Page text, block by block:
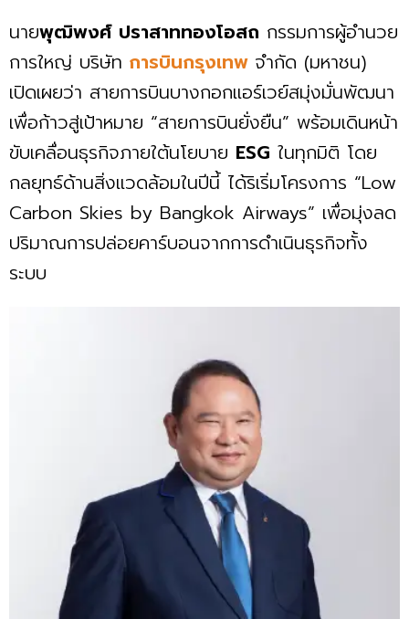
นายพุฒิพงศ์ ปราสาททองโอสถ กรรมการผู้อำนวย
การใหญ่ บริษัท การบินกรุงเทพ จำกัด (มหาชน)
เปิดเผยว่า สายการบินบางกอกแอร์เวย์สมุ่งมั่นพัฒนา
เพื่อก้าวสู่เป้าหมาย “สายการบินยั่งยืน” พร้อมเดินหน้า
ขับเคลื่อนธุรกิจภายใต้นโยบาย ESG ในทุกมิติ โดย
กลยุทธ์ด้านสิ่งแวดล้อมในปีนี้ ได้ริเริ่มโครงการ “Low
Carbon Skies by Bangkok Airways” เพื่อมุ่งลด
ปริมาณการปล่อยคาร์บอนจากการดำเนินธุรกิจทั้ง
ระบบ